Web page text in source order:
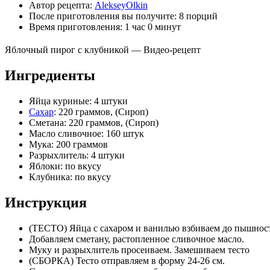
Автор рецепта: AlekseyOlkin
После приготовления вы получите: 8 порций
Время приготовления: 1 час 0 минут
Яблочный пирог с клубникой — Видео-рецепт
Ингредиенты
Яйца куриные: 4 штуки
Сахар: 220 граммов, (Сироп)
Сметана: 220 граммов, (Сироп)
Масло сливочное: 160 штук
Мука: 200 граммов
Разрыхлитель: 4 штуки
Яблоки: по вкусу
Клубника: по вкусу
Инструкция
(ТЕСТО) Яйца с сахаром и ванилью взбиваем до
Добавляем сметану, растопленное сливочное масло.
Муку и разрыхлитель просеиваем. Замешиваем тесто
(СБОРКА) Тесто отправляем в форму 24-26 см.